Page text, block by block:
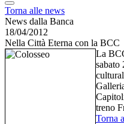
Torna alle news
News dalla Banca
18/04/2012
Nella Città Eterna con la BCC
La
sabato
treno
Torna